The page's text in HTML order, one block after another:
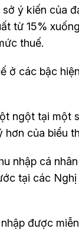
ý kiến của
từ 15%
thuế.
ở các bậc
ngột tại một
của biểu
nhập cá
tại các
được